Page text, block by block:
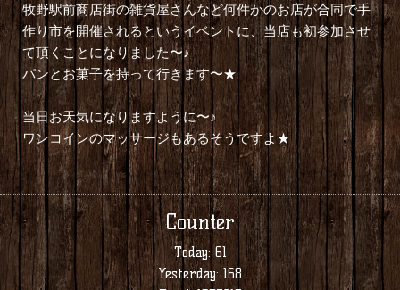
牧野駅前商店街の雑貨屋さんなど何件かのお店が合同で手
作り市を開催されるというイベントに、当店も初参加させ
て頂くことになりました〜♪
パンとお菓子を持って行きます〜★
当日お天気になりますように〜♪
ワンコインのマッサージもあるそうですよ★
Counter
Today: 61
Yesterday:168